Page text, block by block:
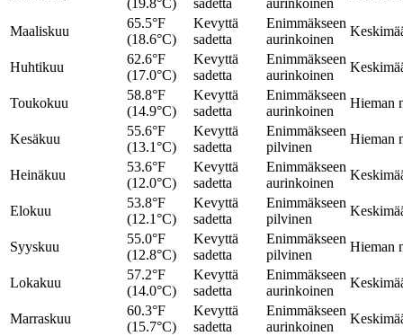
(19.8°C)
sadetta
aurinkoinen
Maaliskuu
65.5°F
(18.6°C)
Kevyttä
sadetta
Enimmäkseen
aurinkoinen
Huhtikuu
62.6°F
(17.0°C)
Kevyttä
sadetta
Enimmäkseen
aurinkoinen
Toukokuu
58.8°F
(14.9°C)
Kevyttä
sadetta
Enimmäkseen
aurinkoinen
Hieman
Kesäkuu
55.6°F
(13.1°C)
Kevyttä
sadetta
Enimmäkseen
pilvinen
Hieman
Heinäkuu
53.6°F
(12.0°C)
Kevyttä
sadetta
Enimmäkseen
aurinkoinen
Elokuu
53.8°F
(12.1°C)
Kevyttä
sadetta
Enimmäkseen
pilvinen
Syyskuu
55.0°F
(12.8°C)
Kevyttä
sadetta
Enimmäkseen
pilvinen
Hieman
Lokakuu
57.2°F
(14.0°C)
Kevyttä
sadetta
Enimmäkseen
aurinkoinen
Marraskuu
60.3°F
(15.7°C)
Kevyttä
sadetta
Enimmäkseen
aurinkoinen